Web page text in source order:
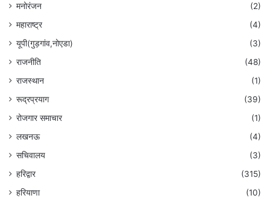
मनोरंजन
(2)
महाराष्ट्र
(4)
यूपी(गुड़गांव,नोएडा)
(3)
राजनीति
(48)
राजस्थान
(1)
रूद्रप्रयाग
(39)
रोजगार समाचार
(1)
लखनऊ
(4)
सचिवालय
(3)
हरिद्वार
(315)
हरियाणा
(10)